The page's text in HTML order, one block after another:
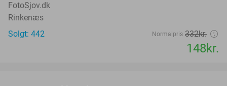
FotoSjov.dk
Rinkenæs
Solgt: 442
Normalpris 332kr.
148kr.